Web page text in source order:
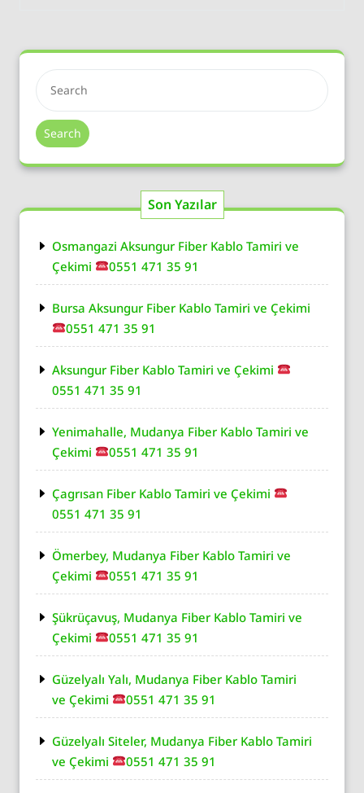
Search
Son Yazılar
Osmangazi Aksungur Fiber Kablo Tamiri ve
Çekimi
0551 471 35 91
Bursa Aksungur Fiber Kablo Tamiri ve Çekimi
0551 471 35 91
Aksungur Fiber Kablo Tamiri ve Çekimi
0551 471 35 91
Yenimahalle, Mudanya Fiber Kablo Tamiri ve
Çekimi
0551 471 35 91
Çagrısan Fiber Kablo Tamiri ve Çekimi
0551 471 35 91
Ömerbey, Mudanya Fiber Kablo Tamiri ve
Çekimi
0551 471 35 91
Şükrüçavuş, Mudanya Fiber Kablo Tamiri ve
Çekimi
0551 471 35 91
Güzelyalı Yalı, Mudanya Fiber Kablo Tamiri
ve Çekimi
0551 471 35 91
Güzelyalı Siteler, Mudanya Fiber Kablo Tamiri
ve Çekimi
0551 471 35 91